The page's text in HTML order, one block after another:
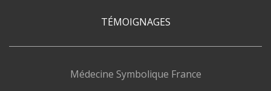
TÉMOIGNAGES
Médecine Symbolique France